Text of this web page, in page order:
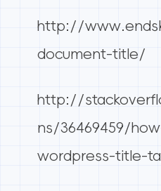
http://
document-title/
http://
ns/36469459/
wordpress-title-